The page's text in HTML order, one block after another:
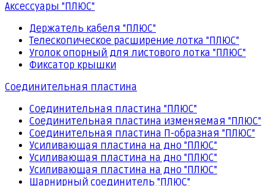
Аксессуары "ПЛЮС"
Держатель кабеля "ПЛЮС"
Телескопическое расширение лотка "ПЛЮС"
Уголок опорный для листового лотка "ПЛЮС"
Фиксатор крышки
Соединительная пластина
Соединительная пластина "ПЛЮС"
Соединительная пластина изменяемая "ПЛЮС"
Соединительная пластина П-образная "ПЛЮС"
Усиливающая пластина на дно "ПЛЮС"
Усиливающая пластина на дно "ПЛЮС"
Усиливающая пластина на дно "ПЛЮС"
Шарнирный соединитель "ПЛЮС"